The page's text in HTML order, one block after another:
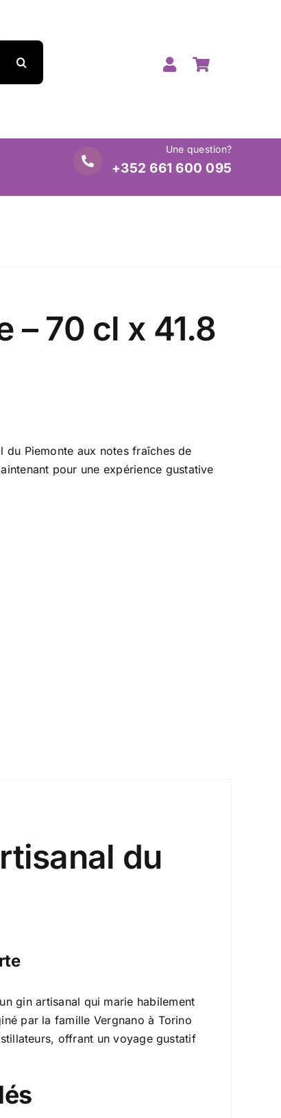
Une question?
+352 661 600 095
– 70 cl x 41.8
du Piemonte aux notes fraîches de
pour une expérience gustative
du
gin artisanal qui marie habilement
par la famille Vergnano à Torino
offrant un voyage gustatif